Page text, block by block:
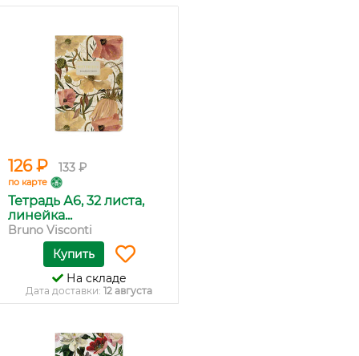
126 ₽ 133 ₽
по карте
Тетрадь А6, 32 листа,
линейка...
Bruno Visconti
Купить
На складе
Дата доставки: 12 августа